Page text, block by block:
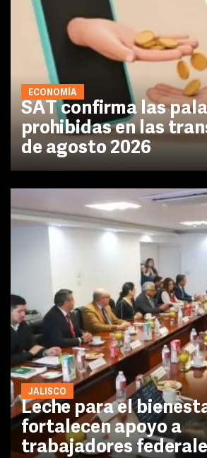
ECONOMÍA
SAT confirma las
prohibidas en las
de agosto 2026
JALISCO
Leche para el
fortalecen apoyo a
trabajadores